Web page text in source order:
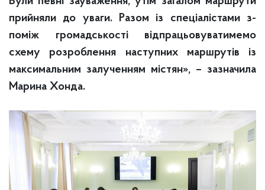
прийняли до уваги. Разом із спеціалістами з-
поміж громадськості відпрацьовуватимемо
схему розроблення наступних маршрутів із
максимальним залученням містян», – зазначила
Марина Хонда.